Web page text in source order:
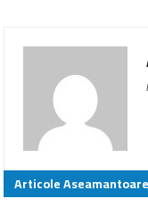
Articole Aseamantoare